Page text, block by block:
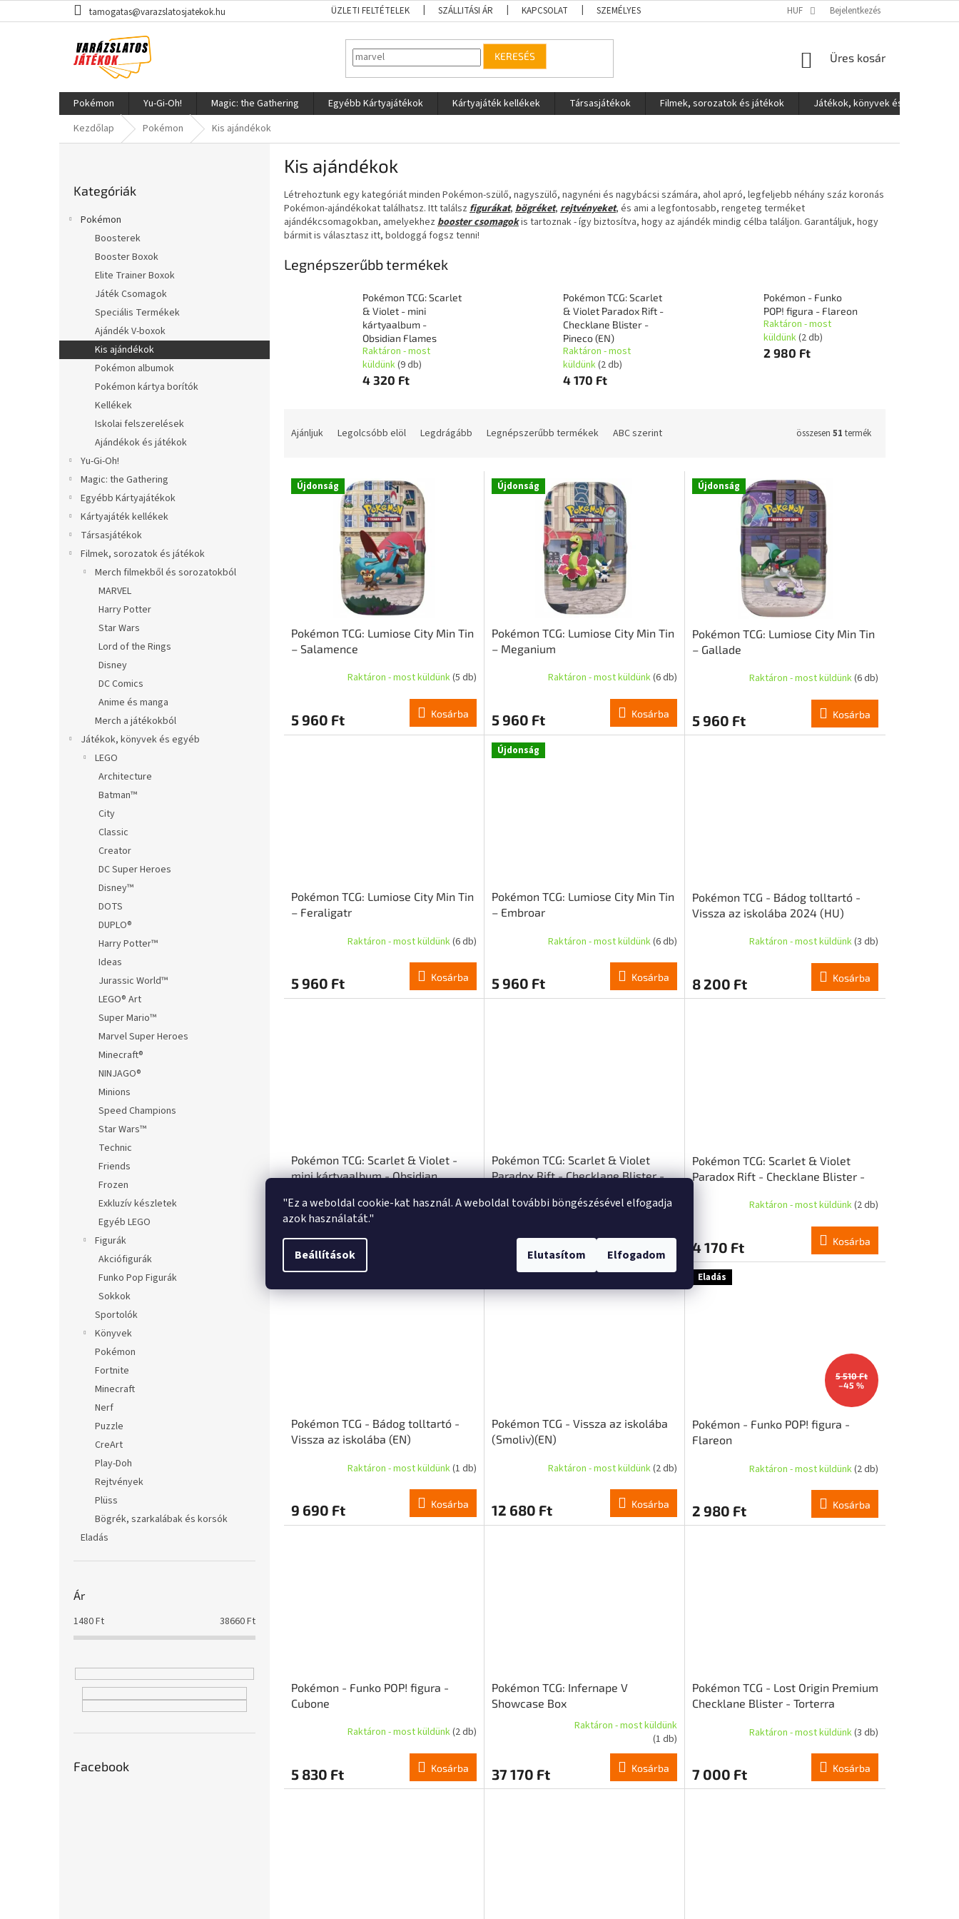
"Ez a weboldal cookie-kat használ. A weboldal további böngészésével elfogadja
azok használatát."
Beállítások Elutasítom Elfogadom
a
tamogatas@varazslatosjatekok.hu ÜZLETI FELTÉTELEK SZÁLLITÁSI ÁR KAPCSOLAT SZEMÉLYES ADATOK VÉDELME HUF Bejelentkezés
KERESÉS KOSÁR
Üres kosár
Pokémon Yu-Gi-Oh! Magic: the Gathering Egyébb Kártyajátékok Kártyajáték kellékek Társasjátékok Filmek, sorozatok és játékok
Játékok, könyvek és egyéb
Kezdőlap
Pokémon Kis ajándékok
átugrása
Kategóriák
Pokémon
Boosterek
Booster Boxok
Elite Trainer Boxok
Játék Csomagok
Speciális Termékek
Ajándék V-boxok
Kis ajándékok
Pokémon albumok
Pokémon kártya borítók
Kellékek
Iskolai felszerelések
Ajándékok és játékok
Yu-Gi-Oh!
Magic: the Gathering
Egyébb Kártyajátékok
Kártyajáték kellékek
Társasjátékok
Filmek, sorozatok és játékok
Merch filmekből és sorozatokból
MARVEL
Harry Potter
Star Wars
Lord of the Rings
Disney
DC Comics
Anime és manga
Merch a játékokból
Játékok, könyvek és egyéb
LEGO
Architecture
Batman™
City
Classic
Creator
DC Super Heroes
Disney™
DOTS
DUPLO®
Harry Potter™
Ideas
Jurassic World™
LEGO® Art
Super Mario™
Marvel Super Heroes
Minecraft®
NINJAGO®
Minions
Speed Champions
Star Wars™
Technic
Friends
Frozen
Exkluzív készletek
Egyéb LEGO
Figurák
Akciófigurák
Funko Pop Figurák
Sokkok
Sportolók
Könyvek
Pokémon
Fortnite
Minecraft
Nerf
Puzzle
CreArt
Play-Doh
Rejtvények
Plüss
Bögrék, szarkalábak és korsók
Eladás
Ár
1480Ft 38660Ft
Facebook
Kis ajándékok
Létrehoztunk egy kategóriát minden Pokémon-szülő, nagyszülő, nagynéni és nagybácsi számára, ahol apró, legfeljebb néhány száz koronás
Pokémon-ajándékokat találhatsz. Itt találsz figurákat, bögréket, rejtvényeket, és ami a legfontosabb, rengeteg terméket
ajándékcsomagokban, amelyekhez booster csomagokis tartoznak - így biztosítva, hogy az ajándék mindig célba találjon. Garantáljuk, hogy
bármit is választasz itt, boldoggá fogsz tenni!
Legnépszerűbb termékek
Pokémon TCG: Scarlet
& Violet - mini
kártyaalbum -
Obsidian Flames
Raktáron - most
küldünk(9 db)
4 320 Ft
Pokémon TCG: Scarlet
& Violet Paradox Rift -
Checklane Blister -
Pineco (EN)
Raktáron - most
küldünk(2 db)
4 170 Ft
Pokémon - Funko
POP! figura - Flareon
Raktáron - most
küldünk(2 db)
2 980 Ft
Ajánljuk Legolcsóbb elöl Legdrágább Legnépszerűbb termékek ABC szerint összesen 51 termék
T Újdonság
Pokémon TCG: Lumiose City Min Tin
– Salamence
Raktáron - most küldünk(5 db)
5 960 Ft Kosárba
Újdonság
Pokémon TCG: Lumiose City Min Tin
– Meganium
Raktáron - most küldünk(6 db)
5 960 Ft Kosárba
Újdonság
Pokémon TCG: Lumiose City Min Tin
– Gallade
Raktáron - most küldünk(6 db)
5 960 Ft Kosárba
Pokémon TCG: Lumiose City Min Tin
– Feraligatr
Raktáron - most küldünk(6 db)
5 960 Ft Kosárba
Újdonság
Pokémon TCG: Lumiose City Min Tin
– Embroar
Raktáron - most küldünk(6 db)
5 960 Ft Kosárba
Pokémon TCG - Bádog tolltartó -
Vissza az iskolába 2024 (HU)
Raktáron - most küldünk(3 db)
8 200 Ft Kosárba
Pokémon TCG: Scarlet & Violet -
mini kártyaalbum - Obsidian
Raktáron - most küldünk(9 db)
4 320 Ft
Pokémon TCG: Scarlet & Violet
Paradox Rift - Checklane Blister -
Raktáron - most küldünk(2 db)
5 210 Ft Kosárba
Pokémon TCG: Scarlet & Violet
Paradox Rift - Checklane Blister -
Raktáron - most küldünk(2 db)
4 170 Ft Kosárba
Pokémon TCG - Bádog tolltartó -
Vissza az iskolába (EN)
Raktáron - most küldünk(1 db)
9 690 Ft Kosárba
Pokémon TCG - Vissza az iskolába
(Smoliv)(EN)
Raktáron - most küldünk(2 db)
12 680 Ft Kosárba
Eladás
5 510 Ft
–45 %
Pokémon - Funko POP! figura -
Flareon
Raktáron - most küldünk(2 db)
2 980 Ft Kosárba
Pokémon - Funko POP! figura -
Cubone
Raktáron - most küldünk(2 db)
5 830 Ft Kosárba
Pokémon TCG: Infernape V
Showcase Box
értékelése
5-
Raktáron - most küldünk
(1 db)
37 170 Ft Kosárba
Pokémon TCG - Lost Origin Premium
Checklane Blister - Torterra
Raktáron - most küldünk(3 db)
7 000 Ft Kosárba